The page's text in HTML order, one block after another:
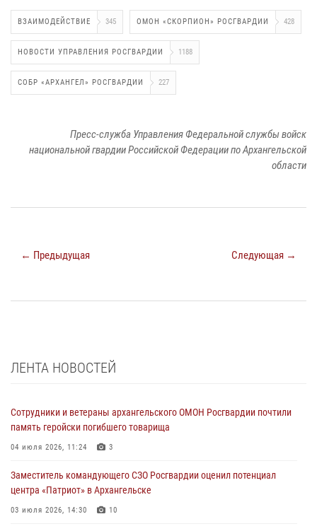
ВЗАИМОДЕЙСТВИЕ 345 ОМОН «СКОРПИОН» РОСГВАРДИИ 428
НОВОСТИ УПРАВЛЕНИЯ РОСГВАРДИИ 1188
СОБР «АРХАНГЕЛ» РОСГВАРДИИ 227
Пресс-служба Управления Федеральной службы войск
национальной гвардии Российской Федерации по Архангельской
области
← Предыдущая Следующая →
ЛЕНТА НОВОСТЕЙ
Сотрудники и ветераны архангельского ОМОН Росгвардии почтили
память геройски погибшего товарища
04 июля 2026, 11:24 3
Заместитель командующего СЗО Росгвардии оценил потенциал
центра «Патриот» в Архангельске
03 июля 2026, 14:30 10